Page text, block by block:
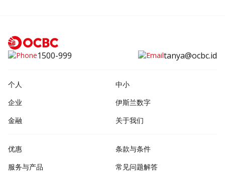
1500-999 tanya@ocbc.id
个人
中小
企业
伊斯兰数字
金融
关于我们
优惠
服务与产品
条款与条件
常见问题解答